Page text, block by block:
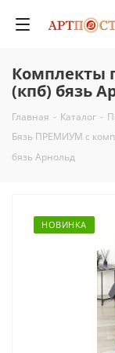
Комплекты
(кпб) бязь
Главная - Каталог -
Бязь ПРЕМИУМ с
бязь Арнольд
НОВИНКА